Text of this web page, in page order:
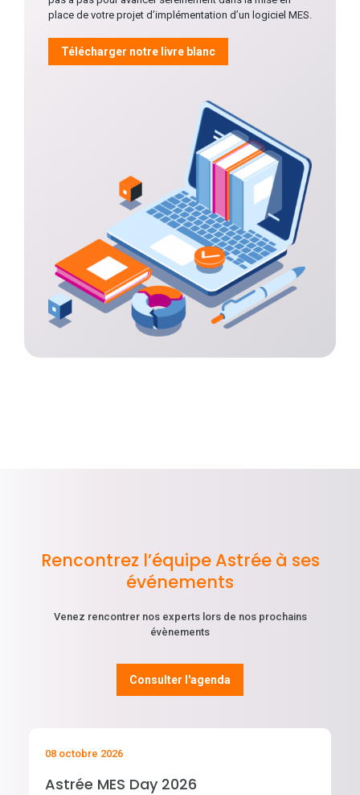
place de votre projet d’implémentation d’un logiciel MES.
Télécharger notre livre blanc
Rencontrez l’équipe Astrée à ses
événements
Venez rencontrer nos experts lors de nos prochains
évènements
Consulter l'agenda
08 octobre 2026
Astrée MES Day 2026